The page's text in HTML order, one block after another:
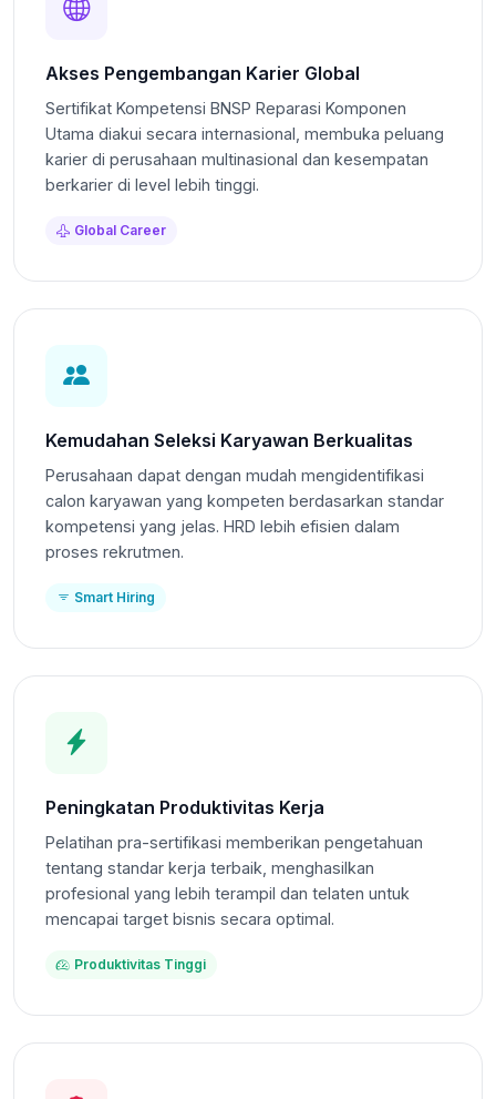
Akses Pengembangan Karier Global
Sertifikat Kompetensi BNSP Reparasi Komponen
Utama diakui secara internasional, membuka peluang
karier di perusahaan multinasional dan kesempatan
berkarier di level lebih tinggi.
Global Career
Kemudahan Seleksi Karyawan Berkualitas
Perusahaan dapat dengan mudah mengidentifikasi
calon karyawan yang kompeten berdasarkan standar
kompetensi yang jelas. HRD lebih efisien dalam
proses rekrutmen.
Smart Hiring
Peningkatan Produktivitas Kerja
Pelatihan pra-sertifikasi memberikan pengetahuan
tentang standar kerja terbaik, menghasilkan
profesional yang lebih terampil dan telaten untuk
mencapai target bisnis secara optimal.
Produktivitas Tinggi